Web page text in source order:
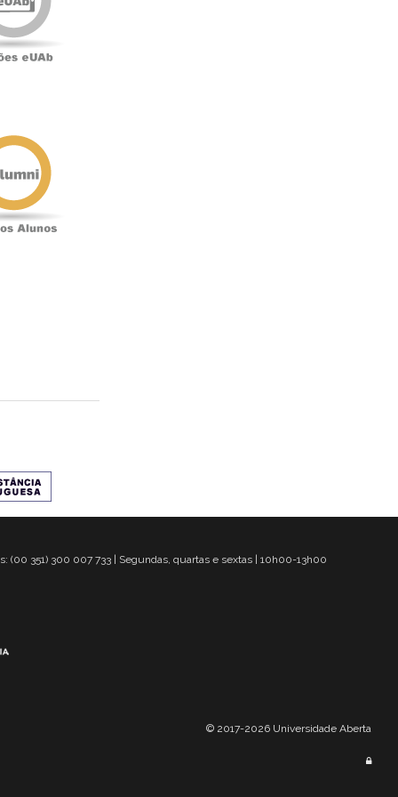
(00 351) 300 007 733 | Segundas, quartas e sextas | 10h00-13h00
© 2017-2026 Universidade Aberta